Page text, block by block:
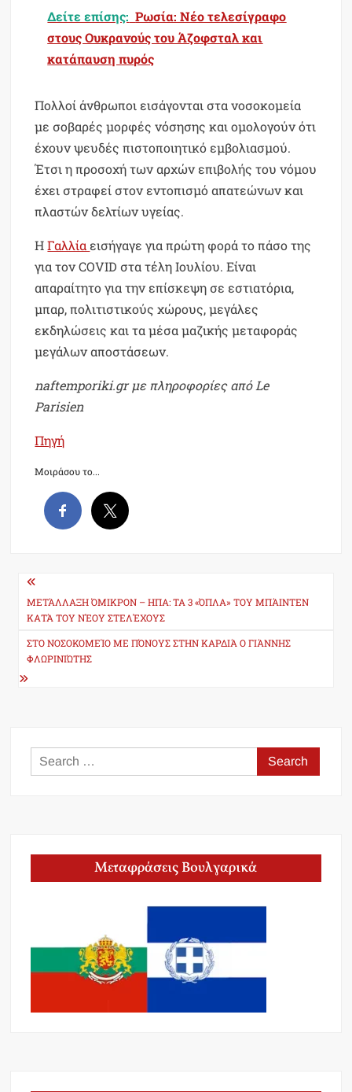
Δείτε επίσης: Ρωσία: Νέο τελεσίγραφο
στους Ουκρανούς του Άζοφσταλ και
κατάπαυση πυρός
Πολλοί άνθρωποι εισάγονται στα νοσοκομεία
με σοβαρές μορφές νόσησης και ομολογούν ότι
έχουν ψευδές πιστοποιητικό εμβολιασμού.
Έτσι η προσοχή των αρχών επιβολής του νόμου
έχει στραφεί στον εντοπισμό απατεώνων και
πλαστών δελτίων υγείας.
ΗΓαλλίαεισήγαγε για πρώτη φορά το πάσο της
για τον COVID στα τέλη Ιουλίου. Είναι
απαραίτητο για την επίσκεψη σε εστιατόρια,
μπαρ, πολιτιστικούς χώρους, μεγάλες
εκδηλώσεις και τα μέσα μαζικής μεταφοράς
μεγάλων αποστάσεων.
naftemporiki.gr με πληροφορίες από Le
Parisien
Πηγή
Μοιράσου το...
Post
navigation
ΜΕΤΆΛΛΑΞΗ ΌΜΙΚΡΟΝ – ΗΠΑ: ΤΑ 3 «ΌΠΛΑ» ΤΟΥ ΜΠΆΙΝΤΕΝ
ΚΑΤΆ ΤΟΥ ΝΈΟΥ ΣΤΕΛΈΧΟΥΣ
ΣΤΟ ΝΟΣΟΚΟΜΕΊΟ ΜΕ ΠΌΝΟΥΣ ΣΤΗΝ ΚΑΡΔΙΆ Ο ΓΙΆΝΝΗΣ
ΦΛΩΡΙΝΙΏΤΗΣ
Search
for:
Μεταφράσεις Βουλγαρικά